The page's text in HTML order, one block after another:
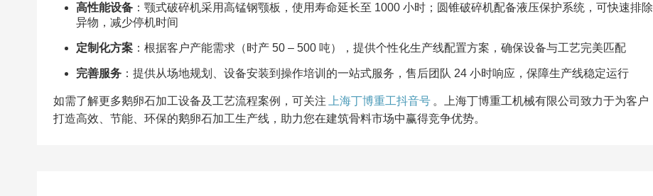
高性能设备：颚式破碎机采用高锰钢颚板，使用寿命延长至 1000 小时；圆锥破碎机配备液压保护系统，可快速排除
异物，减少停机时间​
定制化方案：根据客户产能需求（时产 50 – 500 吨），提供个性化生产线配置方案，确保设备与工艺完美匹配​
完善服务：提供从场地规划、设备安装到操作培训的一站式服务，售后团队 24 小时响应，保障生产线稳定运行​
如需了解更多鹅卵石加工设备及工艺流程案例，可关注 上海丁博重工抖音号 。上海丁博重工机械有限公司致力于为客户
打造高效、节能、环保的鹅卵石加工生产线，助力您在建筑骨料市场中赢得竞争优势。